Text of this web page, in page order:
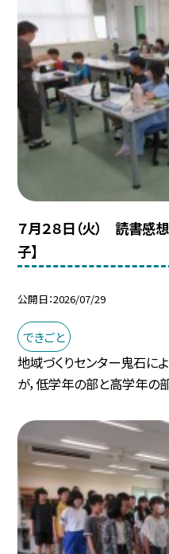
７月２８日（火） 読書感
子】
公開日 2026/07/29
できごと
地域づくりセンター鬼石に
が，低学年の部と高学年の